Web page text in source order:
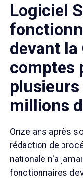
Logiciel
devant la
comptes
plusieurs
millions
Onze ans après
rédaction de
nationale n'a
fonctionnaires